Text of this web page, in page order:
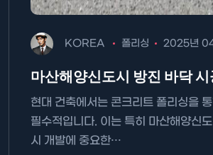
KOREA 폴리싱 2025년
마산해양신도시 방진 바닥
현대 건축에서는 콘크리트 폴리싱을
필수적입니다. 이는 특히 마산해양신
시 개발에 중요한…